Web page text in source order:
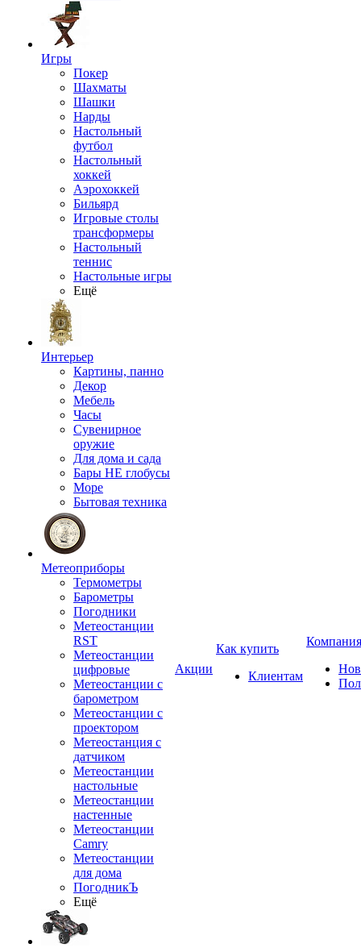
Игры
Покер
Шахматы
Шашки
Нарды
Настольный
футбол
Настольный
хоккей
Аэрохоккей
Бильярд
Игровые столы
трансформеры
Настольный
теннис
Настольные игры
Ещё
Интерьер
Картины, панно
Декор
Мебель
Часы
Сувенирное
оружие
Для дома и сада
Бары НЕ глобусы
Море
Бытовая техника
Метеоприборы
Термометры
Барометры
Погодники
Метеостанции
RST
Метеостанции
цифровые
Метеостанции с
барометром
Метеостанции с
проектором
Метеостанция с
датчиком
Метеостанции
настольные
Метеостанции
настенные
Метеостанции
Camry
Метеостанции
для дома
ПогодникЪ
Ещё
Акции
Как купить
Клиентам
Компания